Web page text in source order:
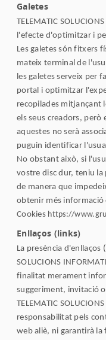
Galetes
TELEMATIC
l'efecte d'optimitzar i
Les galetes són fitxers
mateix terminal de
les galetes serveix per
portal i optimitzar
recopilades mitjançant
els seus creadors, però
aquestes no serà
puguin identificar
No obstant això, si
vostre disc dur, teniu
de manera que
obtenir més informació
Cookies https://
Enllaços (links)
La presència d'enllaços
SOLUCIONS
finalitat merament
suggeriment, invitació
TELEMATIC
responsabilitat pels
web aliè, ni garantirà